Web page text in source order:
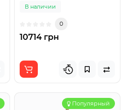
В наличии
0
10714 грн
Популярный